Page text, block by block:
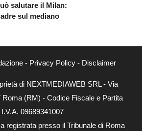
salutare il Milan:
sul mediano
- Privacy Policy- Disclaimer
di NEXTMEDIAWEB SRL - Via
Roma (RM) - Codice Fiscale e Partita
I.V.A. 09689341007
registrata presso il Tribunale di Roma